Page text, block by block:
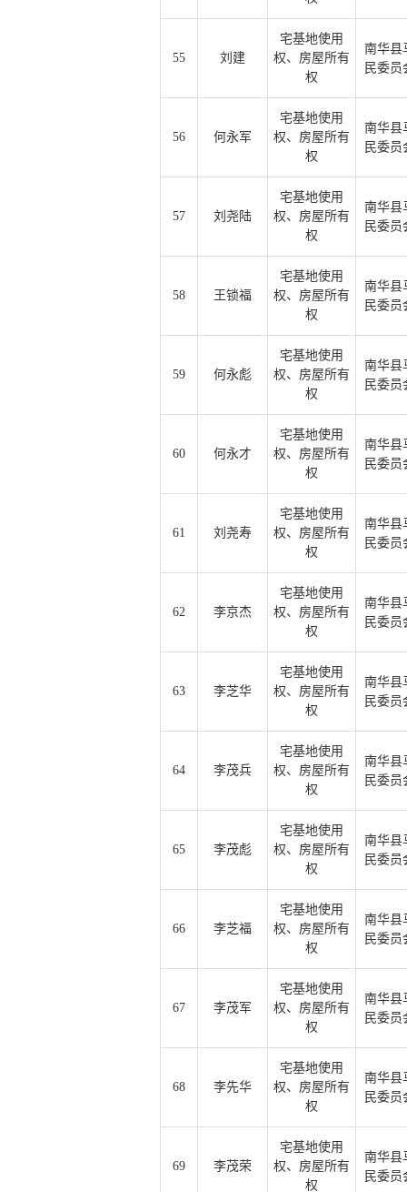
55 刘建
宅基地使用
权、房屋所有
权
南华县
民委员
56 何永军
宅基地使用
权、房屋所有
权
南华县
民委员
57 刘尧陆
宅基地使用
权、房屋所有
权
南华县
民委员
58 王锁福
宅基地使用
权、房屋所有
权
南华县
民委员
59 何永彪
宅基地使用
权、房屋所有
权
南华县
民委员
60 何永才
宅基地使用
权、房屋所有
权
南华县
民委员
61 刘尧寿
宅基地使用
权、房屋所有
权
南华县
民委员
62 李京杰
宅基地使用
权、房屋所有
权
南华县
民委员
63 李芝华
宅基地使用
权、房屋所有
权
南华县
民委员
64 李茂兵
宅基地使用
权、房屋所有
权
南华县
民委员
65 李茂彪
宅基地使用
权、房屋所有
权
南华县
民委员
66 李芝福
宅基地使用
权、房屋所有
权
南华县
民委员
67 李茂军
宅基地使用
权、房屋所有
权
南华县
民委员
68 李先华
宅基地使用
权、房屋所有
权
南华县
民委员
69 李茂荣
宅基地使用
权、房屋所有
权
南华县
民委员